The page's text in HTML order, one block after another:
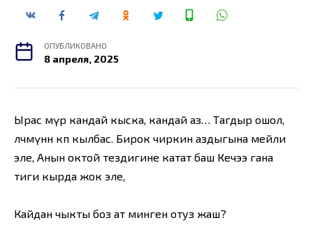
ОПУБЛИКОВАНО
8 апреля, 2025
Ырас өмүр кандай кыска, кандай аз… Тагдыр ошол,
өлчөмүнөн көп кылбас. Бирок чиркин аздыгына мейли
эле, Анын октой тездигине катат баш Кечээ гана
тиги кырда жок эле,
Кайдан чыкты боз ат минген отуз жаш?